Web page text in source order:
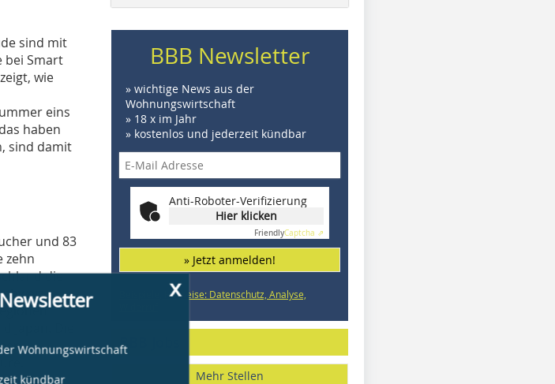
sind mit
bei Smart
wie
eins
haben
sind damit
und 83
zehn
die
Die
x
kündbar
BBB Newsletter
» wichtige News aus der
Wohnungswirtschaft
» 18 x im Jahr
» kostenlos und jederzeit kündbar
Anti-Roboter-Verifizierung
Hier klicken
FriendlyCaptcha ⇗
» Jetzt anmelden!
Beispiele, Hinweise: Datenschutz, Analyse,
BBB Jobs
Mehr Stellen